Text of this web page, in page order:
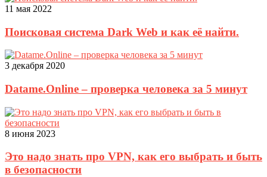
11 мая 2022
Поисковая система Dark Web и как её найти.
3 декабря 2020
Datame.Online – проверка человека за 5 минут
8 июня 2023
Это надо знать про VPN, как его выбрать и быть
в безопасности